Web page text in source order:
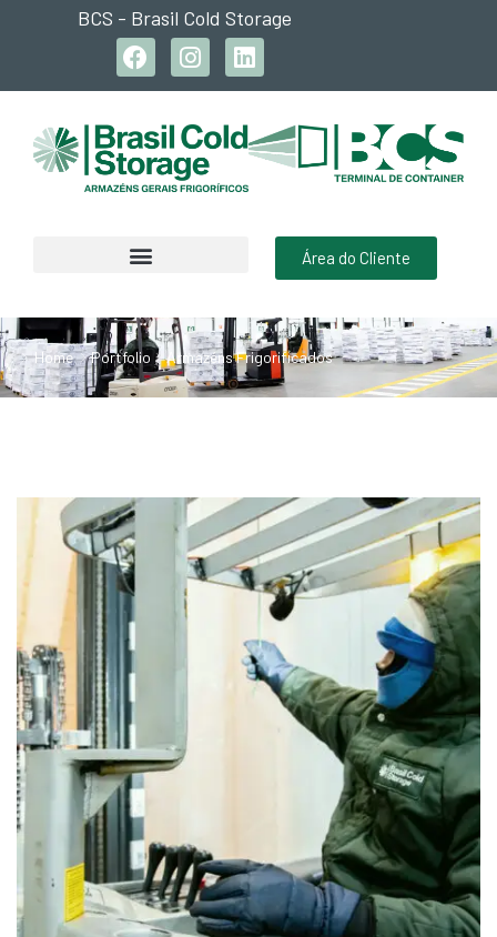
BCS - Brasil Cold Storage
Área do Cliente
Home Portfolio Armazéns Frigorificados